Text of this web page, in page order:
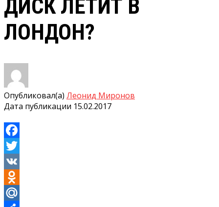
ДИСК ЛЕТИТ В
ЛОНДОН?
Опубликовал(а) Леонид Миронов
Дата публикации 15.02.2017
Facebook
Twitter
VK
Odnoklassniki